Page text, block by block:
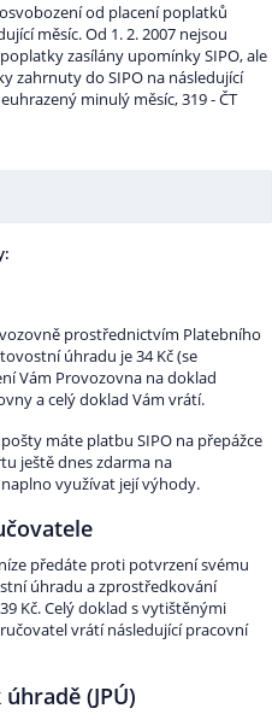
od placení poplatků
měsíc. Od 1. 2. 2007 nejsou
zasílány upomínky SIPO, ale
zahrnuty do SIPO na následující
minulý měsíc, 319 - ČT
prostřednictvím Platebního
úhradu je 34 Kč (se
Vám Provozovna na doklad
a celý doklad Vám vrátí.
máte platbu SIPO na přepážce
ještě dnes zdarma na
využívat její výhody.
předáte proti potvrzení svému
úhradu a zprostředkování
Kč. Celý doklad s vytištěnými
vrátí následující pracovní
(JPÚ)